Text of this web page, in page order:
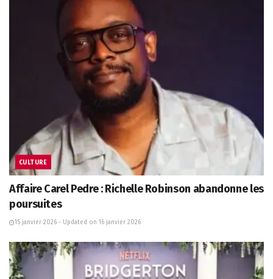
CULTURE
Affaire Carel Pedre : Richelle Robinson abandonne les
poursuites
15 janvier 2026 - Updated on 16 janvier 2026